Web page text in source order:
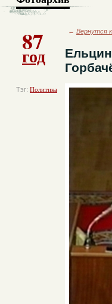
87
год
Тэг: Политика
← Вернутся